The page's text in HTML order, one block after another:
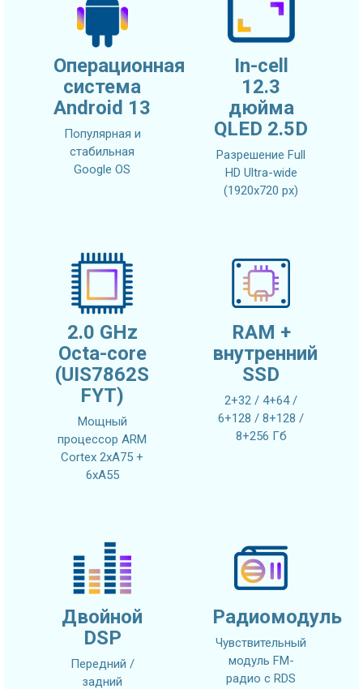
Операционная
система
Android 13
Популярная и
стабильная
Google OS
In-cell
12.3
дюйма
QLED 2.5D
Разрешение Full
HD Ultra-wide
(1920x720 px)
2.0 GHz
Octa-core
(UIS7862S
FYT)
Мощный
процессор ARM
Cortex 2xA75 +
6xA55
RAM +
внутренний
SSD
2+32 / 4+64 /
6+128 / 8+128 /
8+256 Гб
Двойной
DSP
Передний /
задний
Радиомодуль
Чувствительный
модуль FM-
радио с RDS